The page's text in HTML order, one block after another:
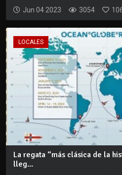
Jun 04 2023 3054
LOCALES
La regata “más clásica de la
lleg...